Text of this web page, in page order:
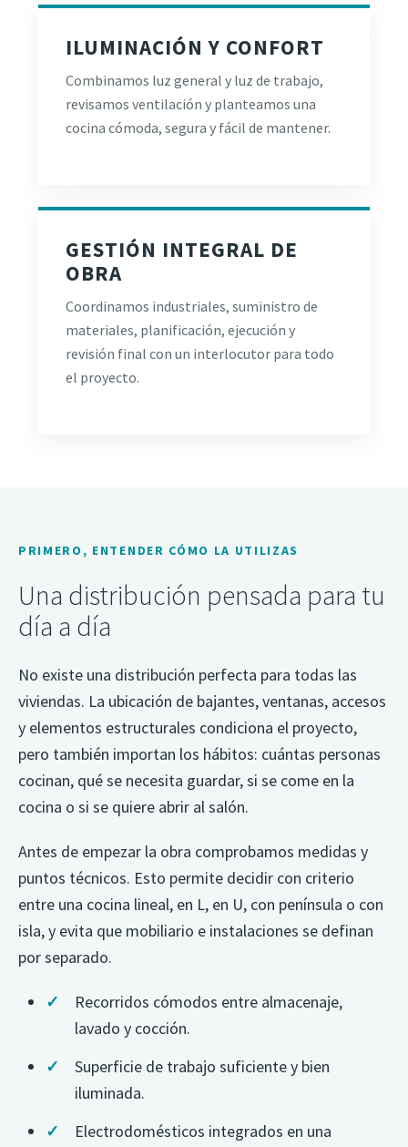
ILUMINACIÓN Y CONFORT
Combinamos luz general y luz de trabajo,
revisamos ventilación y planteamos una
cocina cómoda, segura y fácil de mantener.
GESTIÓN INTEGRAL DE
OBRA
Coordinamos industriales, suministro de
materiales, planificación, ejecución y
revisión final con un interlocutor para todo
el proyecto.
PRIMERO, ENTENDER CÓMO LA UTILIZAS
Una distribución pensada para tu
día a día
No existe una distribución perfecta para todas las
viviendas. La ubicación de bajantes, ventanas, accesos
y elementos estructurales condiciona el proyecto,
pero también importan los hábitos: cuántas personas
cocinan, qué se necesita guardar, si se come en la
cocina o si se quiere abrir al salón.
Antes de empezar la obra comprobamos medidas y
puntos técnicos. Esto permite decidir con criterio
entre una cocina lineal, en L, en U, con península o con
isla, y evita que mobiliario e instalaciones se definan
por separado.
Recorridos cómodos entre almacenaje,
lavado y cocción.
Superficie de trabajo suficiente y bien
iluminada.
Electrodomésticos integrados en una